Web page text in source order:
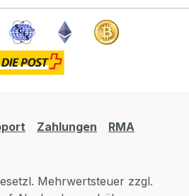
Zahlungen RMA
Mehrwertsteuer zzgl.